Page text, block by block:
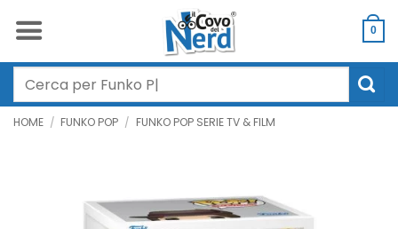
0
Cerca:
HOME / FUNKO POP / FUNKO POP SERIE TV & FILM